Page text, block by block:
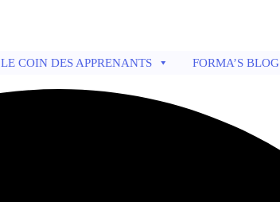
LE COIN DES APPRENANTS FORMA’S BLOG